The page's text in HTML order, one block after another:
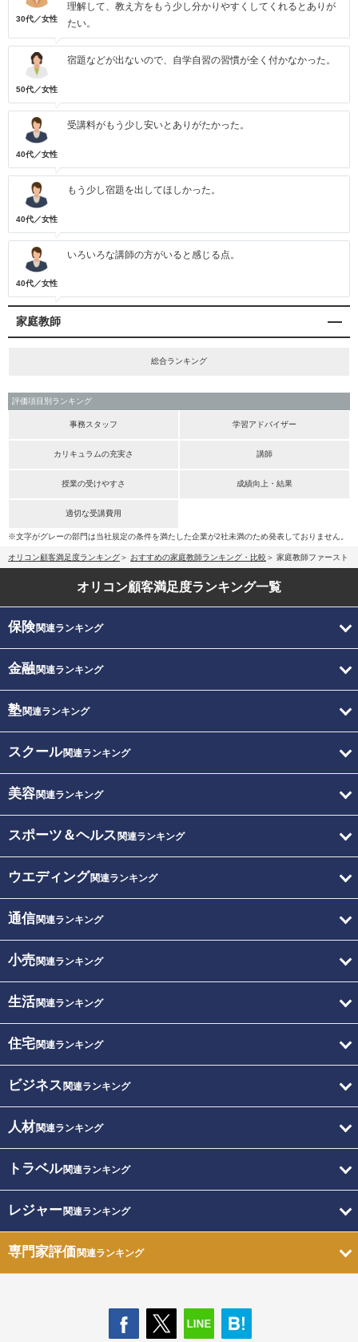
30代／女性
理解して、教え方をもう少し分かりやすくしてくれるとありが
たい。
50代／女性
宿題などが出ないので、自学自習の習慣が全く付かなかった。
40代／女性
受講料がもう少し安いとありがたかった。
40代／女性
もう少し宿題を出してほしかった。
40代／女性
いろいろな講師の方がいると感じる点。
家庭教師
総合ランキング
評価項目別ランキング
事務スタッフ 学習アドバイザー
カリキュラムの充実さ 講師
授業の受けやすさ 成績向上・結果
適切な受講費用
※文字がグレーの部門は当社規定の条件を満たした企業が2社未満のため発表しておりません。
オリコン顧客満足度ランキング おすすめの家庭教師ランキング・比較 家庭教師ファースト
オリコン顧客満足度ランキング一覧
保険関連ランキング
金融関連ランキング
塾関連ランキング
スクール関連ランキング
美容関連ランキング
スポーツ＆ヘルス 関連ランキング
ウエディング関連ランキング
通信関連ランキング
小売関連ランキング
生活関連ランキング
住宅関連ランキング
ビジネス 関連ランキング
人材関連ランキング
トラベル関連ランキング
レジャー関連ランキング
専門家評価関連ランキング